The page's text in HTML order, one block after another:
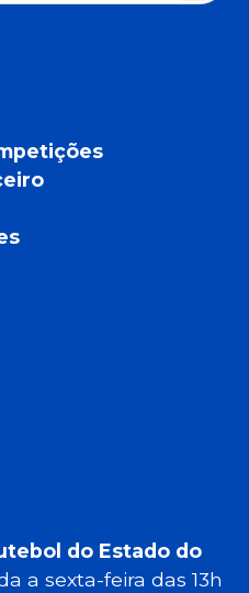
do Estado do
a sexta-feira das 13h